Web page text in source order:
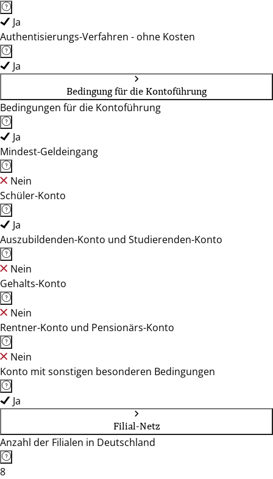
Ja
Authentisierungs-Verfahren - ohne Kosten
Ja
Bedingung für die Kontoführung
Bedingungen für die Kontoführung
Ja
Mindest-Geldeingang
Nein
Schüler-Konto
Ja
Auszubildenden-Konto und Studierenden-Konto
Nein
Gehalts-Konto
Nein
Rentner-Konto und Pensionärs-Konto
Nein
Konto mit sonstigen besonderen Bedingungen
Ja
Filial-Netz
Anzahl der Filialen in Deutschland
8